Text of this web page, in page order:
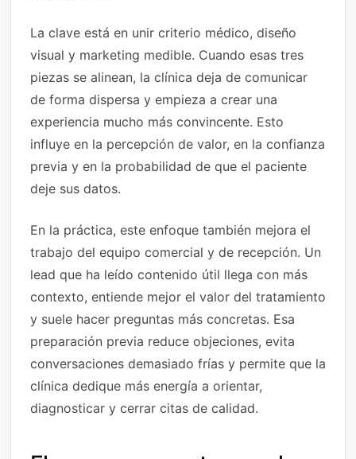
La clave está en unir criterio médico, diseño
visual y marketing medible. Cuando esas tres
piezas se alinean, la clínica deja de comunicar
de forma dispersa y empieza a crear una
experiencia mucho más convincente. Esto
influye en la percepción de valor, en la confianza
previa y en la probabilidad de que el paciente
deje sus datos.
En la práctica, este enfoque también mejora el
trabajo del equipo comercial y de recepción. Un
lead que ha leído contenido útil llega con más
contexto, entiende mejor el valor del tratamiento
y suele hacer preguntas más concretas. Esa
preparación previa reduce objeciones, evita
conversaciones demasiado frías y permite que la
clínica dedique más energía a orientar,
diagnosticar y cerrar citas de calidad.